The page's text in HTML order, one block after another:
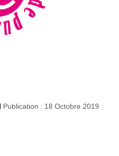
Publication : 18 Octobre 2019